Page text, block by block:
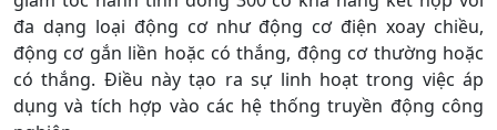
đa dạng loại động cơ như động cơ điện xoay chiều,
động cơ gắn liền hoặc có thắng, động cơ thường hoặc
có thắng. Điều này tạo ra sự linh hoạt trong việc áp
dụng và tích hợp vào các hệ thống truyền động công